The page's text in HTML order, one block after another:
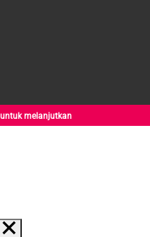
untuk melanjutkan